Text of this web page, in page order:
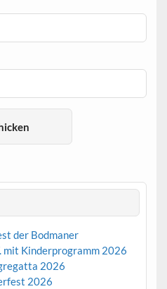
der Bodmaner
mit Kinderprogramm 2026
2026
2026